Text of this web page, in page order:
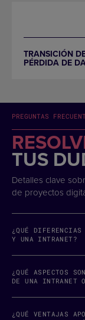
TRANSICIÓN
PÉRDIDA DE
PREGUNTAS
TUS
Detalles clave
de proyectos
¿QUÉ DIFERENCIAS
Y UNA INTRANET?
¿QUÉ ASPECTOS
DE UNA INTRANET
¿QUÉ VENTAJAS